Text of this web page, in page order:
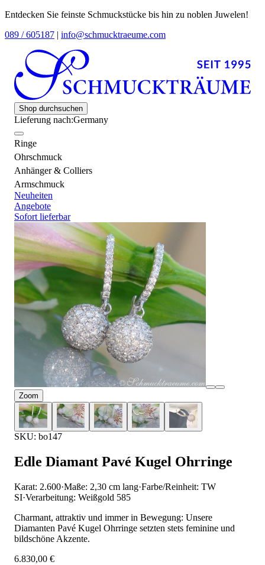
Entdecken Sie feinste Schmuckstücke bis hin zu noblen Juwelen!
089 / 605187 | info@schmucktraeume.com
Shop durchsuchen
Lieferung nach:Germany
Ringe
Ohrschmuck
Anhänger & Colliers
Armschmuck
Neuheiten
Angebote
Sofort lieferbar
Zoom
SKU: bo147
Edle Diamant Pavé Kugel Ohrringe
Karat: 2.600·Maße: 2,30 cm lang·Farbe/Reinheit: TW
SI·Verarbeitung: Weißgold 585
Charmant, attraktiv und immer in Bewegung: Unsere
Diamanten Pavé Kugel Ohrringe setzten stets feminine und
bildschöne Akzente.
6.830,00 €